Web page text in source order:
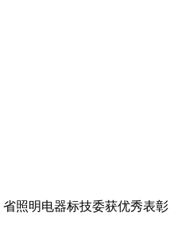
省照明电器标技委获优秀表彰